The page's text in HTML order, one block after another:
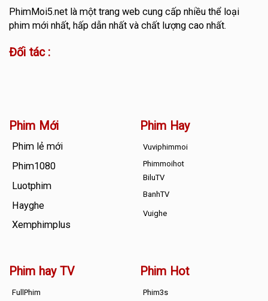
PhimMoi5.netlà một trang web cung cấp nhiều thể loại
phim mới nhất, hấp dẫn nhất và chất lượng cao nhất.
Đối tác :
Phim Mới
Phim lẻ mới
Phim1080
Luotphim
Hayghe
Xemphimplus
Phim Hay
Vuviphimmoi
Phimmoihot
BiluTV
BanhTV
Vuighe
Phim hay TV
FullPhim
Phim Hot
Phim3s